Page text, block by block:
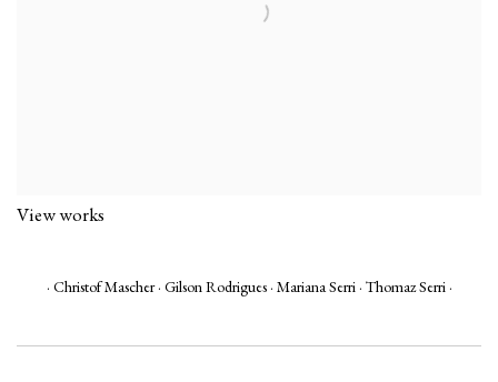
View works
· Christof Mascher · Gilson Rodrigues · Mariana Serri · Thomaz Serri ·